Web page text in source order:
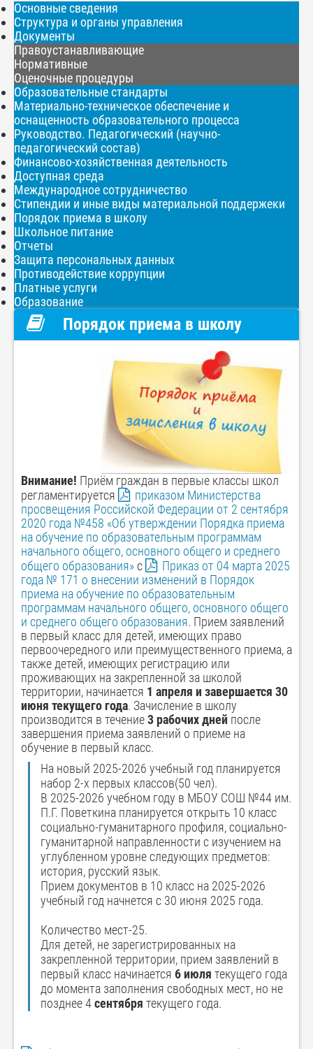
Основные сведения
Структура и органы управления
Документы
Правоустанавливающие
Нормативные
Оценочные процедуры
Образовательные стандарты
Материально-техническое обеспечение и
оснащенность образовательного процесса
Руководство. Педагогический (научно-
педагогический состав)
Финансово-хозяйственная деятельность
Доступная среда
Международное сотрудничество
Стипендии и иные виды материальной поддержеки
Порядок приема в школу
Школьное питание
Отчеты
Защита персональных данных
Противодействие коррупции
Платные услуги
Образование
Порядок приема в школу
Внимание! Приём граждан в первые классы школ
регламентируется
приказом Министерства
просвещения Российской Федерации от 2 сентября
2020 года №458 «Об утверждении Порядка приема
на обучение по образовательным программам
начального общего, основного общего и среднего
общего образования»с
Приказ от 04 марта 2025
года № 171 о внесении изменений в Порядок
приема на обучение по образовательным
программам начального общего, основного общего
и среднего общего образования. Прием заявлений
в первый класс для детей, имеющих право
первоочередного или преимущественного приема, а
также детей, имеющих регистрацию или
проживающих на закрепленной за школой
территории, начинается 1 апреля и завершается 30
июня текущего года. Зачисление в школу
производится в течение3 рабочих дней после
завершения приема заявлений о приеме на
обучение в первый класс.
На новый 2025-2026 учебный год планируется
набор 2-х первых классов(50 чел).
В 2025-2026 учебном году в МБОУ СОШ №44 им.
П.Г. Поветкина планируется открыть 10 класс
социально-гуманитарного профиля, социально-
гуманитарной направленности с изучением на
углубленном уровне следующих предметов:
история, русский язык.
Прием документов в 10 класс на 2025-2026
учебный год начнется с 30 июня 2025 года.
Количество мест-25.
Для детей, не зарегистрированных на
закрепленной территории, прием заявлений в
первый класс начинается 6 июля текущего года
до момента заполнения свободных мест, но не
позднее 4 сентября текущего года.